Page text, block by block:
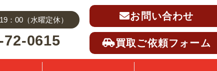
：00（水曜定休）
0615
お問い合わせ
買取ご依頼フォーム